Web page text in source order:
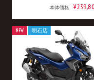
本体価格
NEW 明石店